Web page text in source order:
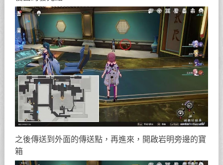
之後傳送到外面的傳送點，再進來，開啟岩明旁邊的寶
箱